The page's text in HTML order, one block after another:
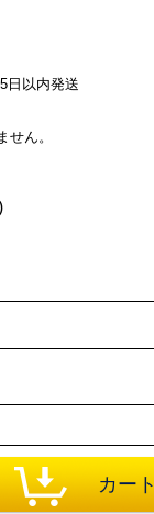
日以内発送
せん。